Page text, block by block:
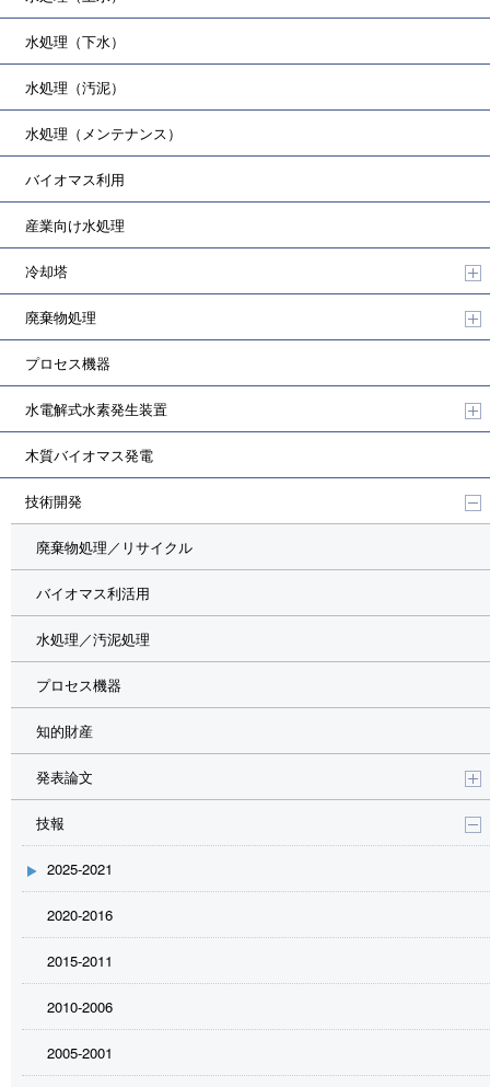
水処理（下水）
水処理（汚泥）
水処理（メンテナンス）
バイオマス利用
産業向け水処理
冷却塔
廃棄物処理
プロセス機器
水電解式水素発生装置
木質バイオマス発電
技術開発
廃棄物処理／リサイクル
バイオマス利活用
水処理／汚泥処理
プロセス機器
知的財産
発表論文
技報
2025-2021
2020-2016
2015-2011
2010-2006
2005-2001